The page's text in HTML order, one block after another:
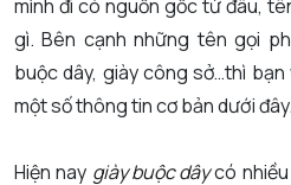
mình đi có nguồn gốc từ đâu,
gì. Bên cạnh những tên gọi
buộc dây, giày công sở…thì
một số thông tin cơ bản dưới đây.
Hiện nay giày buộc dâycó nhiều